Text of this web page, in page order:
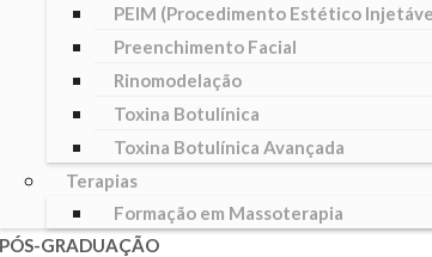
PEIM (Procedimento Estético
Preenchimento Facial
Rinomodelação
Toxina Botulínica
Toxina Botulínica Avançada
Terapias
Formação em Massoterapia
PÓS-GRADUAÇÃO